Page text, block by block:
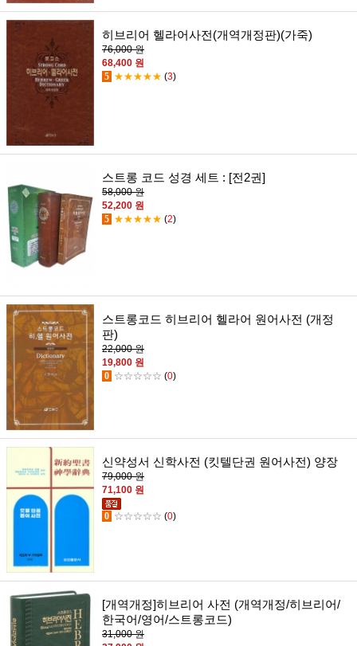
히브리어 헬라어사전(개역개정판)(가죽)
76,000 원
68,400 원
5 ★★★★★ (3)
스트롱 코드 성경 세트 : [전2권]
58,000 원
52,200 원
5 ★★★★★ (2)
스트롱코드 히브리어 헬라어 원어사전 (개정
판)
22,000 원
19,800 원
0 ☆☆☆☆☆ (0)
신약성서 신학사전 (킷텔단권 원어사전) 양장
79,000 원
71,100 원
0 ☆☆☆☆☆ (0)
[개역개정]히브리어 사전 (개역개정/히브리어/
한국어/영어/스트롱코드)
31,000 원